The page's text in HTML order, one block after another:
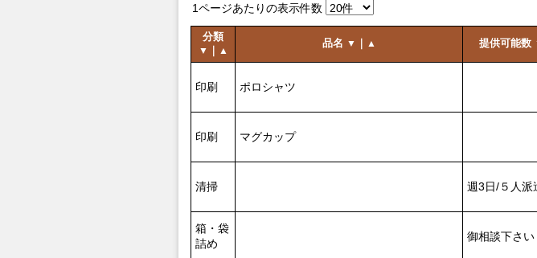
1ページあたりの表示件数
分類
▼ ▲
品名 ▼ ▲ 提供可能数
印刷 ポロシャツ
印刷 マグカップ
清掃 週3日/５人派
箱・袋
詰め
御相談下さい